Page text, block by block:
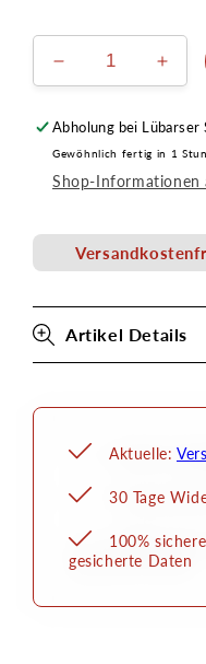
Verringere
die
Menge
für
Cake
Eye
Kryolan
die
für
Cake
Eye
Abholung bei Lübarser
Gewöhnlich fertig in 1
Shop-Informationen
Artikel Details
Aktuelle:
30 Tage
100%
gesicherte Daten